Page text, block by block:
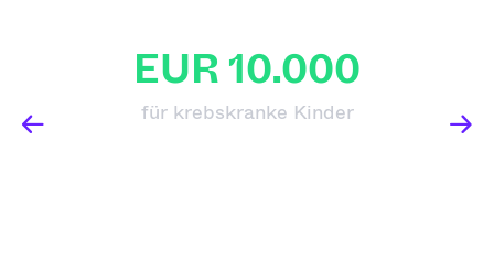
EUR 10.000
für krebskranke Kinder